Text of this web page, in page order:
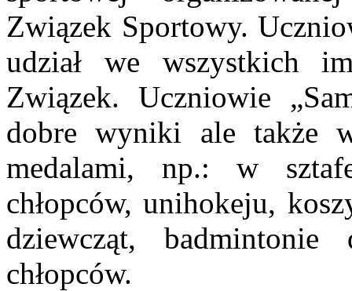
Związek Sportowy.
udział we wszystkich
Związek. Uczniowie
dobre wyniki ale także
medalami, np.: w
chłopców, unihokeju,
dziewcząt,
chłopców.